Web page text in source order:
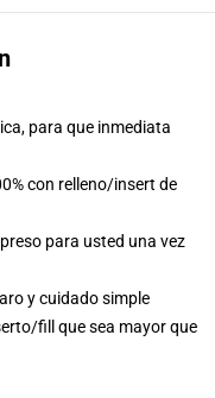
para que inmediata
con relleno/insert de
para usted una vez
y cuidado simple
fill que sea mayor que